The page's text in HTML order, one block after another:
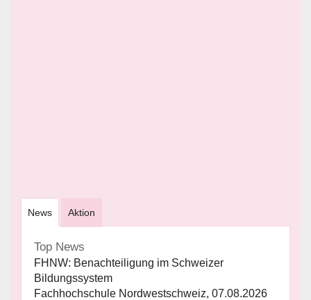
News Aktion
Top News
FHNW: Benachteiligung im Schweizer
Bildungssystem
Fachhochschule Nordwestschweiz, 07.08.2026